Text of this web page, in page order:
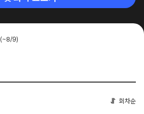
(~8/9)
회차순